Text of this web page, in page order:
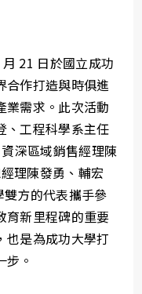
21 日於國立成功
合作打造與時俱進
業需求。此次活動
、工程科學系主任
深區域銷售經理陳
理陳發勇、輔宏
方的代表攜手參
育新里程碑的重要
也是為成功大學打
。